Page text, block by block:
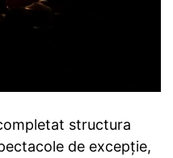
structura
de excepție,